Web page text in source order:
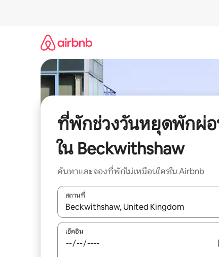
ที่พักช่วงวันหยุดพักผ่
ใน Beckwithshaw
ค้นหาและจองที่พักไม่เหมือนใครใน Airbnb
สถานที่
ใช้ลูกศรขึ้นลง หรือใช้การสัมผัสหรือปัด เพื่อสำรว
เช็คอิน